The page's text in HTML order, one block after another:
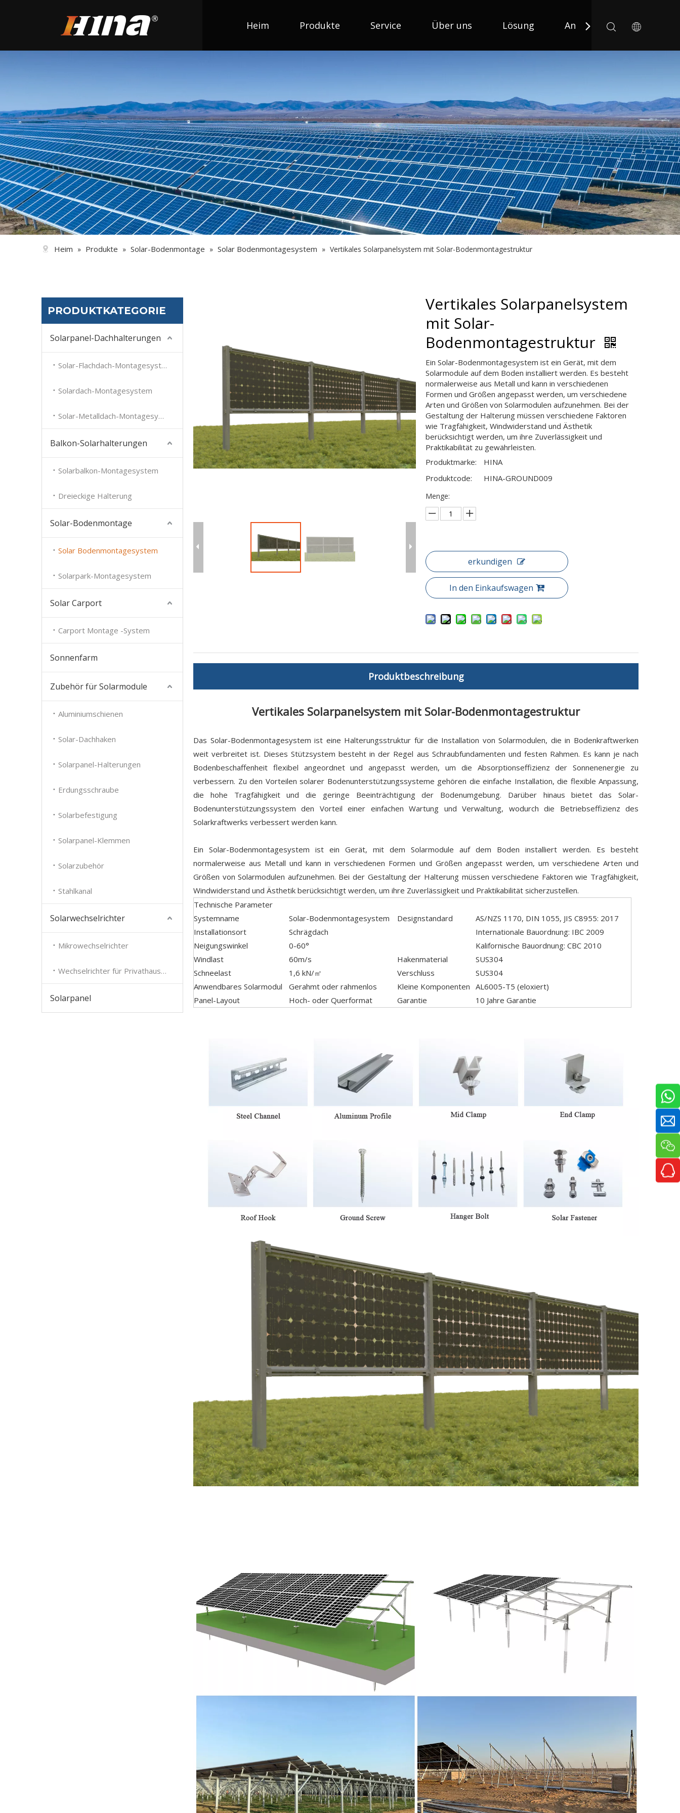
Heim Produkte Service Über uns Lösung Anwendung
Heim » Produkte » Solar-Bodenmontage » Solar Bodenmontagesystem » Vertikales Solarpanelsystem mit Solar-Bodenmontagestruktur
PRODUKTKATEGORIE
Solarpanel-Dachhalterungen
Solar-Flachdach-Montagesystem
Solardach-Montagesystem
Solar-Metalldach-Montagesystem
Balkon-Solarhalterungen
Solarbalkon-Montagesystem
Dreieckige Halterung
Solar-Bodenmontage
Solar Bodenmontagesystem
Solarpark-Montagesystem
Solar Carport
Carport Montage -System
Sonnenfarm
Zubehör für Solarmodule
Aluminiumschienen
Solar-Dachhaken
Solarpanel-Halterungen
Erdungsschraube
Solarbefestigung
Solarpanel-Klemmen
Solarzubehör
Stahlkanal
Solarwechselrichter
Mikrowechselrichter
Wechselrichter für Privathaushalte
Solarpanel
Vertikales Solarpanelsystem
mit Solar-
Bodenmontagestruktur
Ein Solar-Bodenmontagesystem ist ein Gerät, mit dem
Solarmodule auf dem Boden installiert werden. Es besteht
normalerweise aus Metall und kann in verschiedenen
Formen und Größen angepasst werden, um verschiedene
Arten und Größen von Solarmodulen aufzunehmen. Bei der
Gestaltung der Halterung müssen verschiedene Faktoren
wie Tragfähigkeit, Windwiderstand und Ästhetik
berücksichtigt werden, um ihre Zuverlässigkeit und
Praktikabilität zu gewährleisten.
Produktmarke:
HINA
Produktcode:
HINA-GROUND009
Menge:
erkundigen
In den Einkaufswagen
Produktbeschreibung
Vertikales Solarpanelsystem mit Solar-Bodenmontagestruktur
Das Solar-Bodenmontagesystem ist eine Halterungsstruktur für die Installation von Solarmodulen, die in Bodenkraftwerken
weit verbreitet ist. Dieses Stützsystem besteht in der Regel aus Schraubfundamenten und festen Rahmen. Es kann je nach
Bodenbeschaffenheit flexibel angeordnet und angepasst werden, um die Absorptionseffizienz der Sonnenenergie zu
verbessern. Zu den Vorteilen solarer Bodenunterstützungssysteme gehören die einfache Installation, die flexible Anpassung,
die hohe Tragfähigkeit und die geringe Beeinträchtigung der Bodenumgebung. Darüber hinaus bietet das Solar-
Bodenunterstützungssystem den Vorteil einer einfachen Wartung und Verwaltung, wodurch die Betriebseffizienz des
Solarkraftwerks verbessert werden kann.
Ein Solar-Bodenmontagesystem ist ein Gerät, mit dem Solarmodule auf dem Boden installiert werden. Es besteht
normalerweise aus Metall und kann in verschiedenen Formen und Größen angepasst werden, um verschiedene Arten und
Größen von Solarmodulen aufzunehmen. Bei der Gestaltung der Halterung müssen verschiedene Faktoren wie Tragfähigkeit,
Windwiderstand und Ästhetik berücksichtigt werden, um ihre Zuverlässigkeit und Praktikabilität sicherzustellen.
Technische Parameter
Systemname
Solar-Bodenmontagesystem Designstandard
AS/NZS 1170, DIN 1055, JIS C8955: 2017
Installationsort
Schrägdach
Internationale Bauordnung: IBC 2009
Neigungswinkel
0-60°
Kalifornische Bauordnung: CBC 2010
Windlast
60m/s Hakenmaterial
SUS304
Schneelast
1,6 kN/㎡ Verschluss
SUS304
Anwendbares Solarmodul
Gerahmt oder rahmenlos Kleine Komponenten AL6005-T5 (eloxiert)
Panel-Layout
Hoch- oder Querformat Garantie 10 Jahre Garantie